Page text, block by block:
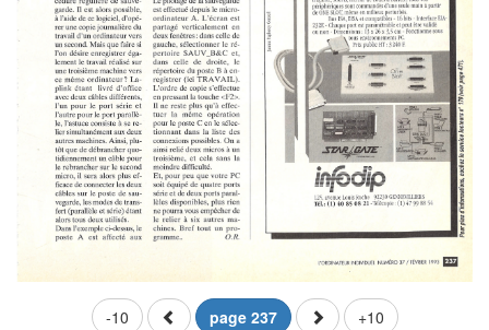
-10 page 237 +10